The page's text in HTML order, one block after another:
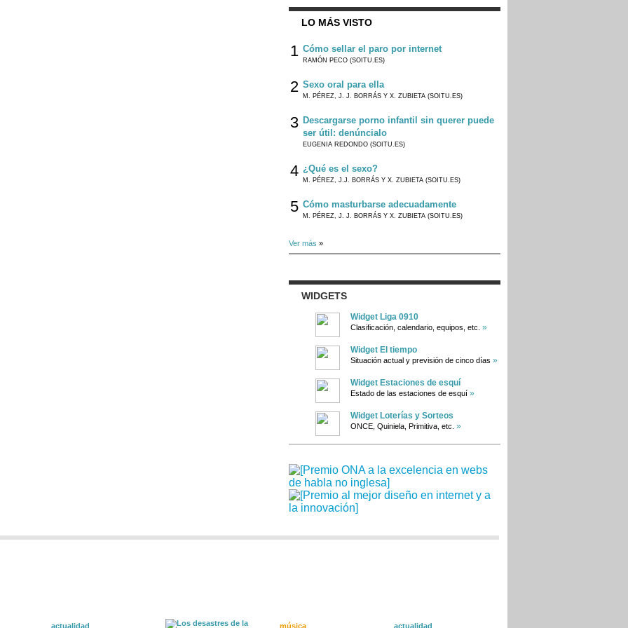
LO MÁS VISTO
1 Cómo sellar el paro por internet
RAMÓN PECO (SOITU.ES)
2 Sexo oral para ella
M. PÉREZ, J. J. BORRÁS Y X. ZUBIETA (SOITU.ES)
3 Descargarse porno infantil sin querer puede
ser útil: denúncialo
EUGENIA REDONDO (SOITU.ES)
4 ¿Qué es el sexo?
M. PÉREZ, J.J. BORRÁS Y X. ZUBIETA (SOITU.ES)
5 Cómo masturbarse adecuadamente
M. PÉREZ, J. J. BORRÁS Y X. ZUBIETA (SOITU.ES)
Ver más »
WIDGETS
Widget Liga 0910
Clasificación, calendario, equipos, etc. »
Widget El tiempo
Situación actual y previsión de cinco días »
Widget Estaciones de esquí
Estado de las estaciones de esquí »
Widget Loterías y Sorteos
ONCE, Quiniela, Primitiva, etc. »
actualidad música actualidad